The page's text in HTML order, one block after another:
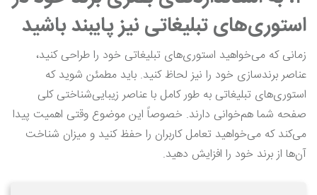
استوری‌های تبلیغاتی نیز پایبند باشید
زمانی که می‌خواهید استوری‌های تبلیغاتی خود را طراحی کنید،
عناصر برندسازی خود را نیز لحاظ کنید. باید مطمئن شوید که
استوری‌های تبلیغاتی به طور کامل با عناصر زیبایی‌شناختی کلی
صفحه شما هم‌خوانی دارند. خصوصاً این موضوع وقتی اهمیت پیدا
می‌کند که می‌خواهید تعامل کاربران را حفظ کنید و میزان شناخت
آن‌ها از برند خود را افزایش دهید.